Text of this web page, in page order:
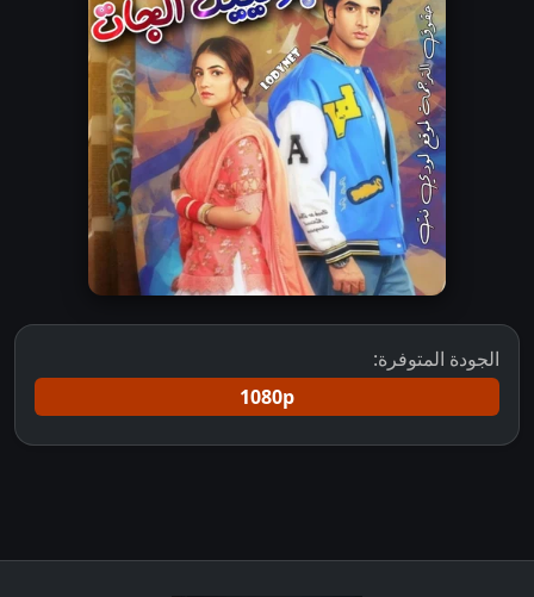
الجودة المتوفرة:
1080p